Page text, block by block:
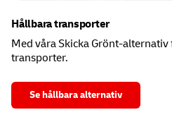
Hållbara transporter
Med våra Skicka Grönt-
transporter.
Se hållbara alternativ